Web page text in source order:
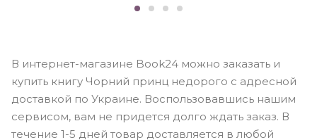
В интернет-магазине Book24 можно заказать и
купить книгу Чорний принц недорого с адресной
доставкой по Украине. Воспользовавшись нашим
сервисом, вам не придется долго ждать заказ. В
течение 1-5 дней товар доставляется в любой